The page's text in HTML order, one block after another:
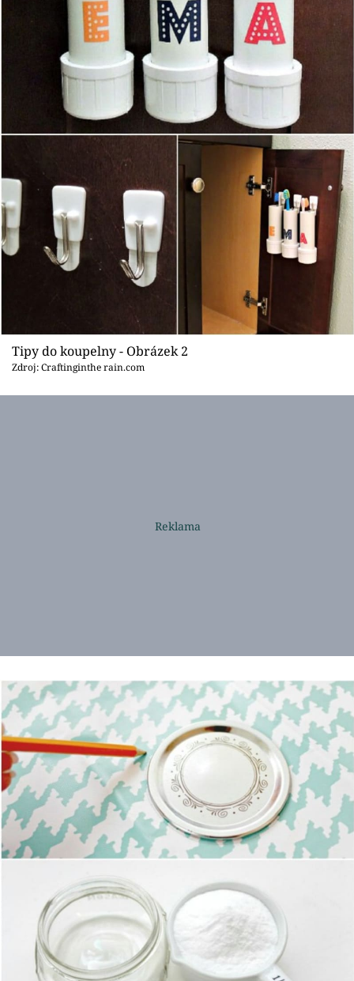
Tipy do koupelny - Obrázek 2
Zdroj: Craftinginthe rain.com